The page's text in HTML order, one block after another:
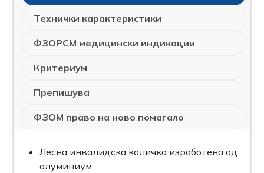
Технички карактеристики
ФЗОРСМ медицински индикации
Критериум
Препишува
ФЗОМ право на ново помагало
Лесна инвалидска количка изработена од
алуминиум;